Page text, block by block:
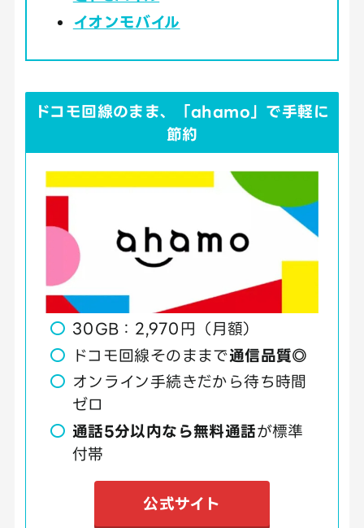
イオンモバイル
ドコモ回線のまま、「ahamo」で手軽に
節約
30GB：2,970円（月額）
ドコモ回線そのままで通信品質◎
オンライン手続きだから待ち時間
ゼロ
通話5分以内なら無料通話が標準
付帯
公式サイト